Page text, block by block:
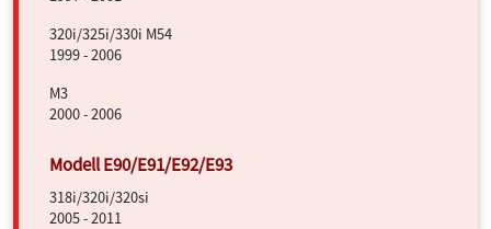
320i/325i/330i M54
1999 - 2006
M3
2000 - 2006
318i/320i/320si
2005 - 2011